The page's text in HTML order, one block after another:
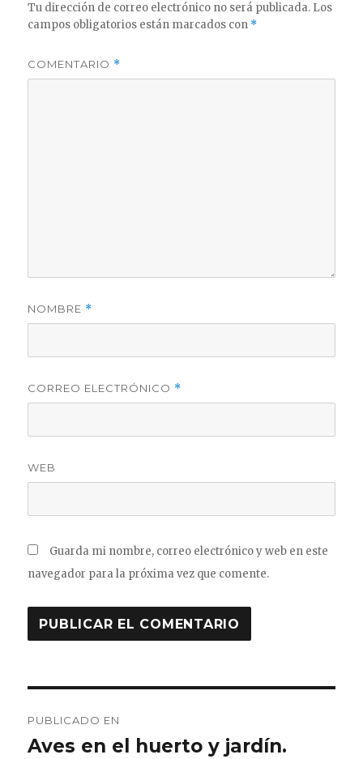
Tu dirección de correo electrónico no será publicada. Los
campos obligatorios están marcados con *
COMENTARIO *
NOMBRE *
CORREO ELECTRÓNICO *
WEB
Guarda mi nombre, correo electrónico y web en este
navegador para la próxima vez que comente.
de
PUBLICADO EN
Aves en el huerto y jardín.